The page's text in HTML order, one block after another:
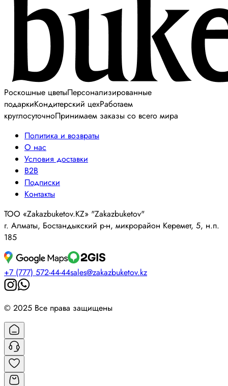
Роскошные цветыПерсонализированные
подаркиКондитерский цехРаботаем
круглосуточноПринимаем заказы со всего мира
Политика и возвраты
О нас
Условия доставки
B2B
Подписки
Контакты
ТОО «Zakazbuketov.KZ» "Zakazbuketov"
г. Алматы, Бостандыкский р-н, микрорайон Керемет, 5, н.п.
185
+7 (777) 572-44-44sales@zakazbuketov.kz
© 2025 Все права защищены